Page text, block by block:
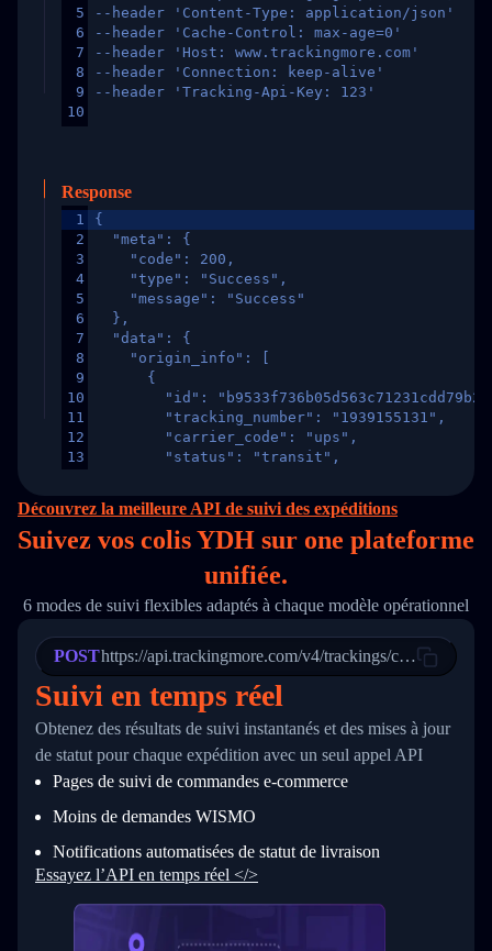
5
6
7
8
9
10
--header 'Content-Type: application/json'
--header 'Cache-Control: max-age=0'
--header 'Host: www.trackingmore.com'
--header 'Connection: keep-alive'
--header 'Tracking-Api-Key: 123'
Response
1
2
3
4
5
6
7
8
9
10
11
12
13
16
17
21
22
23
24
25
27
28
29
30
31
33
34
{
  "meta": {
    "code": 200,
    "type": "Success",
    "message": "Success"
  },
  "data": {
    "origin_info": [
      {
"id":
        "tracking_number": "1939155131",
        "carrier_code": "ups",
        "status": "transit",
        "itemTimeLength": 2,
        "weblink": "",
        "trackinfo": [
          {
            "Date": "2017-03-08 04: 22: 00",
"StatusDescription": "Departed
"Details": "Departed Facility
          },
          {
            "Date": "2017-03-06 15:28:00",
"StatusDescription": "Shipment
"Details": "BEIJING-
          }
      }
  }
}
Découvrez la meilleure API de suivi des expéditions
Suivez vos colis YDH sur one plateforme
unifiée.
6 modes de suivi flexibles adaptés à chaque modèle opérationnel
POSThttps://api.trackingmore.com/v4/trackings/create
Suivi en temps réel
Obtenez des résultats de suivi instantanés et des mises à jour
de statut pour chaque expédition avec un seul appel API
Pages de suivi de commandes e‑commerce
Moins de demandes WISMO
Notifications automatisées de statut de livraison
Essayez l’API en temps réel </>